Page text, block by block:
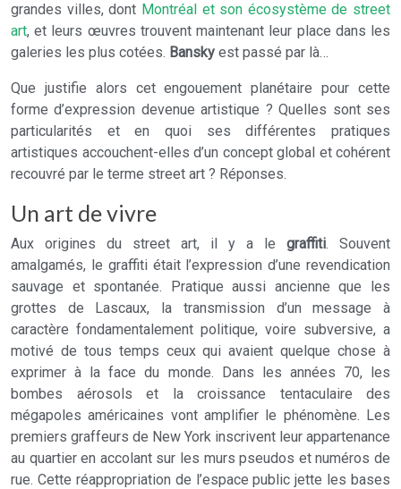
grandes villes, dont Montréal et son écosystème de street
art, et leurs œuvres trouvent maintenant leur place dans les
galeries les plus cotées. Bansky est passé par là…
Que justifie alors cet engouement planétaire pour cette
forme d’expression devenue artistique ? Quelles sont ses
particularités et en quoi ses différentes pratiques
artistiques accouchent-elles d’un concept global et cohérent
recouvré par le terme street art ? Réponses.
Un art de vivre
Aux origines du street art, il y a le graffiti. Souvent
amalgamés, le graffiti était l’expression d’une revendication
sauvage et spontanée. Pratique aussi ancienne que les
grottes de Lascaux, la transmission d’un message à
caractère fondamentalement politique, voire subversive, a
motivé de tous temps ceux qui avaient quelque chose à
exprimer à la face du monde. Dans les années 70, les
bombes aérosols et la croissance tentaculaire des
mégapoles américaines vont amplifier le phénomène. Les
premiers graffeurs de New York inscrivent leur appartenance
au quartier en accolant sur les murs pseudos et numéros de
rue. Cette réappropriation de l’espace public jette les bases